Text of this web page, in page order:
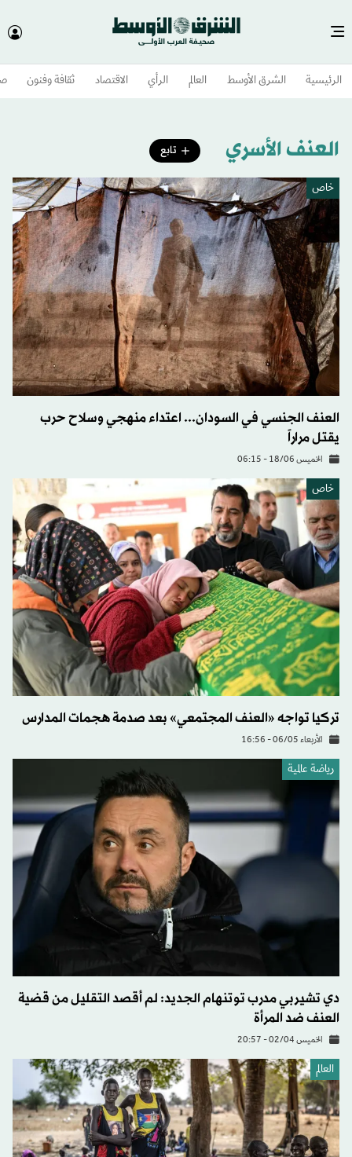
الرئيسية الشرق الأوسط​ العالم الرأي الاقتصاد ثقافة وفنون
العنف الأسري تابع
خاص
العنف الجنسي في السودان... اعتداء منهجي وسلاح حرب
يقتل مراراً
الخميس 18/06 - 06:15
خاص
تركيا تواجه «العنف المجتمعي» بعد صدمة هجمات المدارس
الأربعاء 06/05 - 16:56
رياضة عالمية
دي تشيربي مدرب توتنهام الجديد: لم أقصد التقليل من قضية
العنف ضد المرأة
الخميس 02/04 - 20:57
العالم